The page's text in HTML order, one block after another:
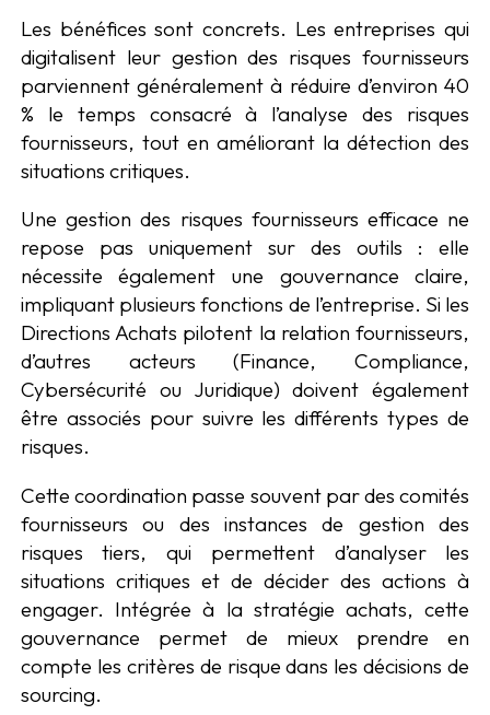
Les bénéfices sont concrets. Les entreprises qui
digitalisent leur gestion des risques fournisseurs
parviennent généralement à réduire d’environ 40
% le temps consacré à l’analyse des risques
fournisseurs, tout en améliorant la détection des
situations critiques.
Une gestion des risques fournisseurs efficace ne
repose pas uniquement sur des outils : elle
nécessite également une gouvernance claire,
impliquant plusieurs fonctions de l’entreprise. Si les
Directions Achats pilotent la relation fournisseurs,
d’autres acteurs (Finance, Compliance,
Cybersécurité ou Juridique) doivent également
être associés pour suivre les différents types de
risques.
Cette coordination passe souvent par des comités
fournisseurs ou des instances de gestion des
risques tiers, qui permettent d’analyser les
situations critiques et de décider des actions à
engager. Intégrée à la stratégie achats, cette
gouvernance permet de mieux prendre en
compte les critères de risque dans les décisions de
sourcing.